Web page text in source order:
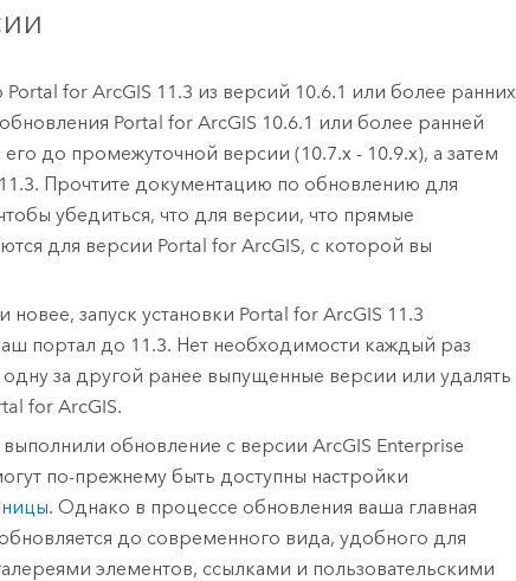
Portal for ArcGIS 11.3 из версий 10.6.1 или более ранних
Portal for ArcGIS 10.6.1 или более ранней
до промежуточной версии (10.7.x - 10.9.x), а затем
11.3. Прочтите документацию по обновлению для
убедиться, что для версии, что прямые
для версии Portal for ArcGIS, с которой вы
новее, запуск установки Portal for ArcGIS 11.3
портал до 11.3. Нет необходимости каждый раз
одну за другой ранее выпущенные версии или удалять
for ArcGIS.
обновление с версии ArcGIS Enterprise
по-прежнему быть доступны настройки
. Однако в процессе обновления ваша главная
до современного вида, удобного для
элементов, ссылками и пользовательскими